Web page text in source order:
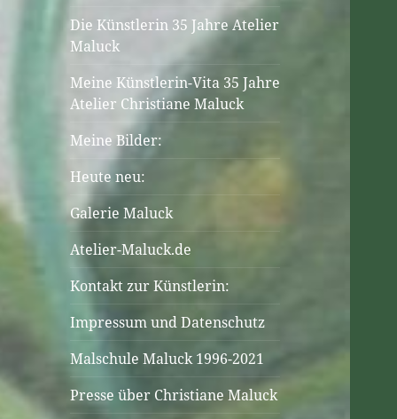
Die Künstlerin 35 Jahre Atelier
Maluck
Meine Künstlerin-Vita 35 Jahre
Atelier Christiane Maluck
Meine Bilder:
Heute neu:
Galerie Maluck
Atelier-Maluck.de
Kontakt zur Künstlerin:
Impressum und Datenschutz
Malschule Maluck 1996-2021
Presse über Christiane Maluck